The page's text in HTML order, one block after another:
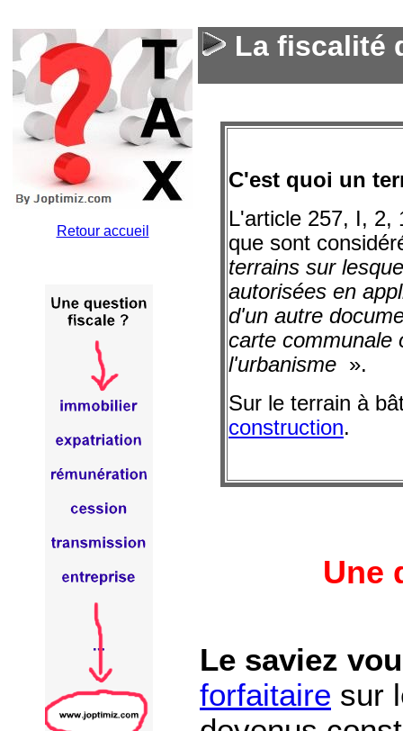
Retour accueil
La fiscalité
C'est quoi un
L'article 257, I, 2,
que sont
terrains sur
autorisées en
d'un autre
carte communale
l'urbanisme ».
Sur le terrain à
construction.
Une
Le saviez
forfaitaire sur